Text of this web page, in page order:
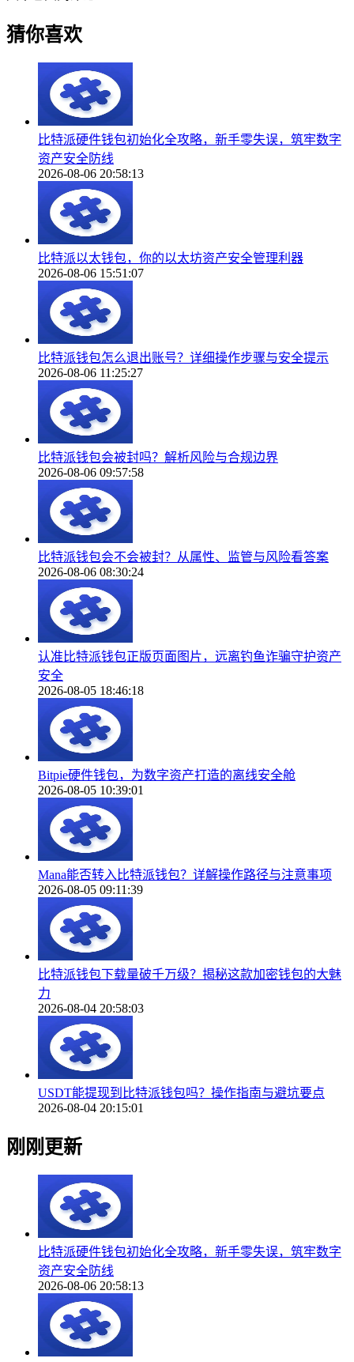
猜你喜欢
比特派硬件钱包初始化全攻略，新手零失误，筑牢数字
资产安全防线
2026-08-06 20:58:13
比特派以太钱包，你的以太坊资产安全管理利器
2026-08-06 15:51:07
比特派钱包怎么退出账号？详细操作步骤与安全提示
2026-08-06 11:25:27
比特派钱包会被封吗？解析风险与合规边界
2026-08-06 09:57:58
比特派钱包会不会被封？从属性、监管与风险看答案
2026-08-06 08:30:24
认准比特派钱包正版页面图片，远离钓鱼诈骗守护资产
安全
2026-08-05 18:46:18
Bitpie硬件钱包，为数字资产打造的离线安全舱
2026-08-05 10:39:01
Mana能否转入比特派钱包？详解操作路径与注意事项
2026-08-05 09:11:39
比特派钱包下载量破千万级？揭秘这款加密钱包的大魅
力
2026-08-04 20:58:03
USDT能提现到比特派钱包吗？操作指南与避坑要点
2026-08-04 20:15:01
刚刚更新
比特派硬件钱包初始化全攻略，新手零失误，筑牢数字
资产安全防线
2026-08-06 20:58:13